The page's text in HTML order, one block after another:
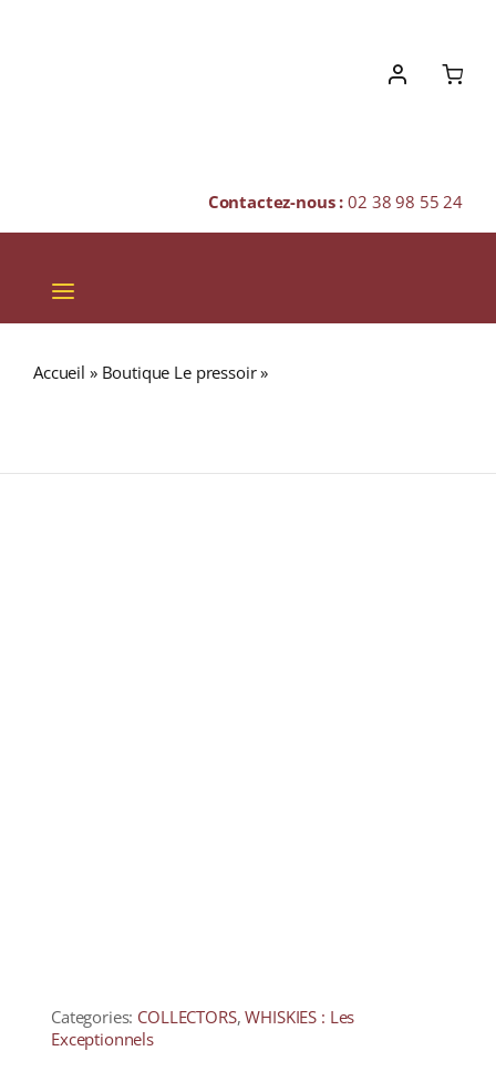
Contactez-nous :02 38 98 55 24
Toggle
Navigation
Accueil » Boutique Le pressoir»
Categories: COLLECTORS,WHISKIES : Les
Exceptionnels